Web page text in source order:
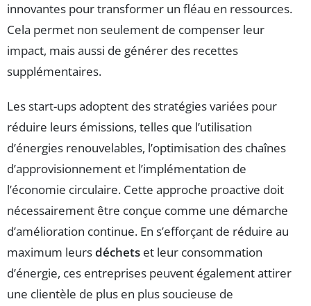
innovantes pour transformer un fléau en ressources.
Cela permet non seulement de compenser leur
impact, mais aussi de générer des recettes
supplémentaires.
Les start-ups adoptent des stratégies variées pour
réduire leurs émissions, telles que l’utilisation
d’énergies renouvelables, l’optimisation des chaînes
d’approvisionnement et l’implémentation de
l’économie circulaire. Cette approche proactive doit
nécessairement être conçue comme une démarche
d’amélioration continue. En s’efforçant de réduire au
maximum leursdéchets et leur consommation
d’énergie, ces entreprises peuvent également attirer
une clientèle de plus en plus soucieuse de